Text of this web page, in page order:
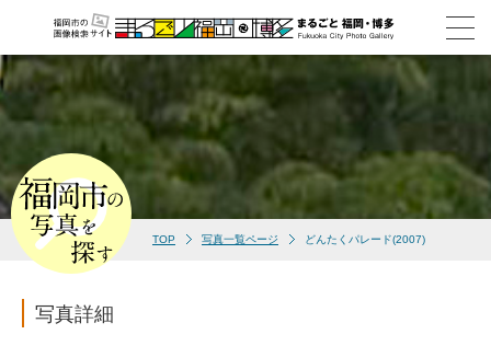
TOP 写真一覧ページ どんたくパレード(2007)
写真詳細